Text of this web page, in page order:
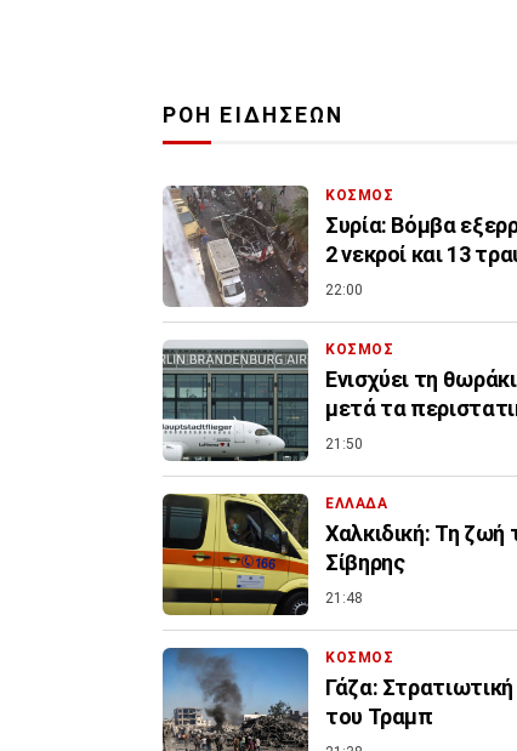
ΡΟΗ ΕΙΔΗΣΕΩΝ
ΚΟΣΜΟΣ
Συρία: Βόμβα
2 νεκροί και 13
22:00
ΚΟΣΜΟΣ
Ενισχύει τη
μετά τα
21:50
ΕΛΛΑΔΑ
Χαλκιδική: Τη ζωή
Σίβηρης
21:48
ΚΟΣΜΟΣ
Γάζα:
του Τραμπ